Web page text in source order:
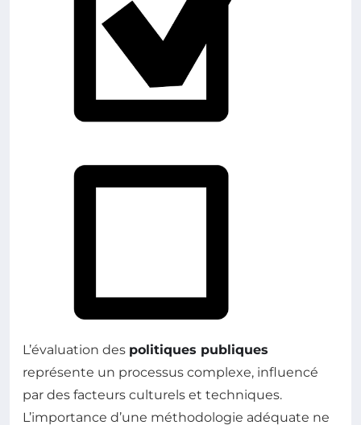
L’évaluation des politiques publiques
représente un processus complexe, influencé
par des facteurs culturels et techniques.
L’importance d’une méthodologie adéquate ne